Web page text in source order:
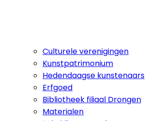
Culturele verenigingen
Kunstpatrimonium
Hedendaagse kunstenaars
Erfgoed
Bibliotheek filiaal Drongen
Materialen